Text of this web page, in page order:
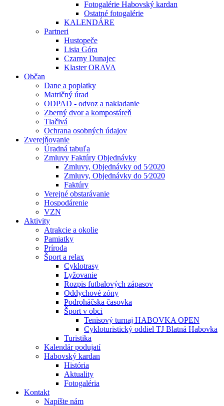
Fotogalérie Habovský kardan
Ostatné fotogalérie
KALENDÁRE
Partneri
Hustopeče
Lisia Góra
Czarny Dunajec
Klaster ORAVA
Občan
Dane a poplatky
Matričný úrad
ODPAD - odvoz a nakladanie
Zberný dvor a kompostáreň
Tlačivá
Ochrana osobných údajov
Zverejňovanie
Úradná tabuľa
Zmluvy Faktúry Objednávky
Zmluvy, Objednávky od 5⁄2020
Zmluvy, Objednávky do 5⁄2020
Faktúry
Verejné obstarávanie
Hospodárenie
VZN
Aktivity
Atrakcie a okolie
Pamiatky
Príroda
Šport a relax
Cyklotrasy
Lyžovanie
Rozpis futbalových zápasov
Oddychové zóny
Podroháčska časovka
Šport v obci
Tenisový turnaj HABOVKA OPEN
Cykloturistický oddiel TJ Blatná Habovka
Turistika
Kalendár podujatí
Habovský kardan
História
Aktuality
Fotogaléria
Kontakt
Napíšte nám